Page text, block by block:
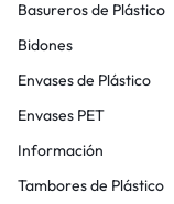
Basureros de Plástico
Bidones
Envases de Plástico
Envases PET
Información
Tambores de Plástico